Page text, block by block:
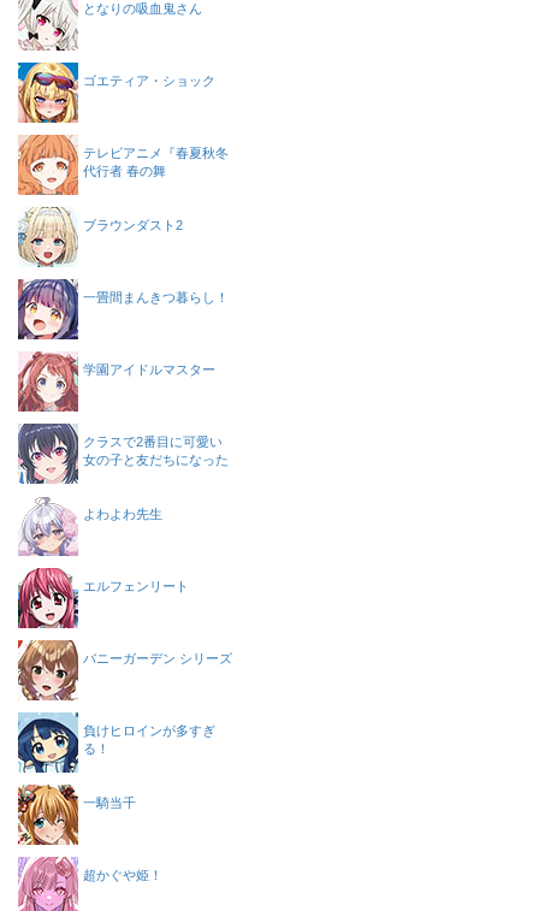
となりの吸血鬼さん
ゴエティア・ショック
テレビアニメ『春夏秋冬
代行者 春の舞
ブラウンダスト2
一畳間まんきつ暮らし！
学園アイドルマスター
クラスで2番目に可愛い
女の子と友だちになった
よわよわ先生
エルフェンリート
バニーガーデン シリーズ
負けヒロインが多すぎ
る！
一騎当千
超かぐや姫！